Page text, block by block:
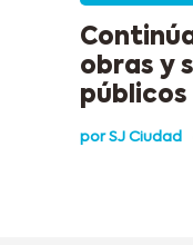
obras y
públicos
porSJ Ciudad